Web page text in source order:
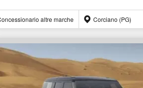
altre marche Corciano (PG)